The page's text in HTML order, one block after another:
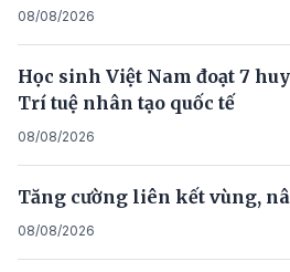
08/08/2026
Học sinh Việt Nam đoạt 7
Trí tuệ nhân tạo quốc tế
08/08/2026
Tăng cường liên kết vùng,
08/08/2026